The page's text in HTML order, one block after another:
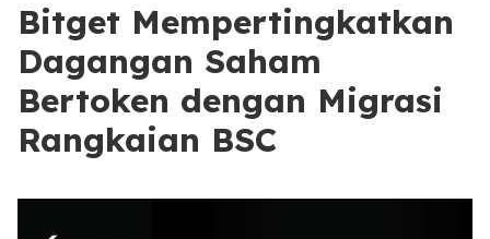
Bitget Mempertingkatkan
Dagangan Saham
Bertoken dengan Migrasi
Rangkaian BSC